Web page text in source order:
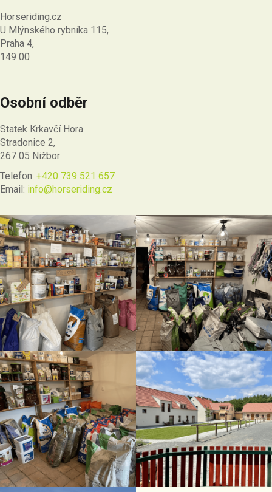
Horseriding.cz
U Mlýnského rybníka 115,
Praha 4,
149 00
Osobní odběr
Statek Krkavčí Hora
Stradonice 2,
267 05 Nižbor
Telefon: +420 739 521 657
Email: info@horseriding.cz